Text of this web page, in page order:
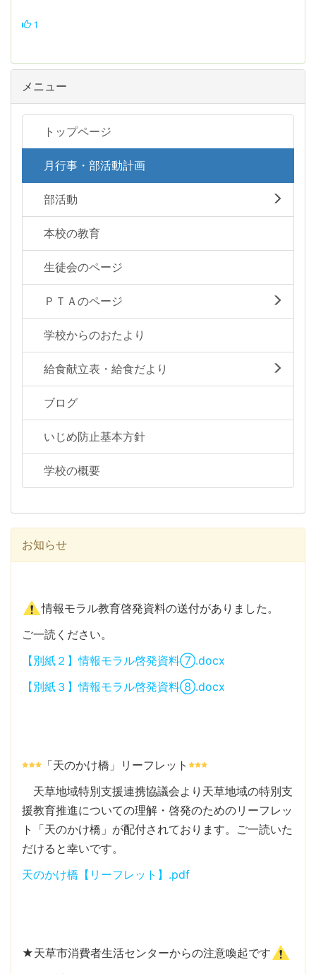
1
メニュー
トップページ
月行事・部活動計画
部活動
本校の教育
生徒会のページ
ＰＴＡのページ
学校からのおたより
給食献立表・給食だより
ブログ
いじめ防止基本方針
学校の概要
お知らせ
情報モラル教育啓発資料の送付がありました。
ご一読ください。
【別紙２】情報モラル啓発資料⑦.docx
【別紙３】情報モラル啓発資料⑧.docx
「天のかけ橋」リーフレット
天草地域特別支援連携協議会より天草地域の特別支
援教育推進についての理解・啓発のためのリーフレッ
ト「天のかけ橋」が配付されております。ご一読いた
だけると幸いです。
天のかけ橋【リーフレット】.pdf
★天草市消費者生活センターからの注意喚起です